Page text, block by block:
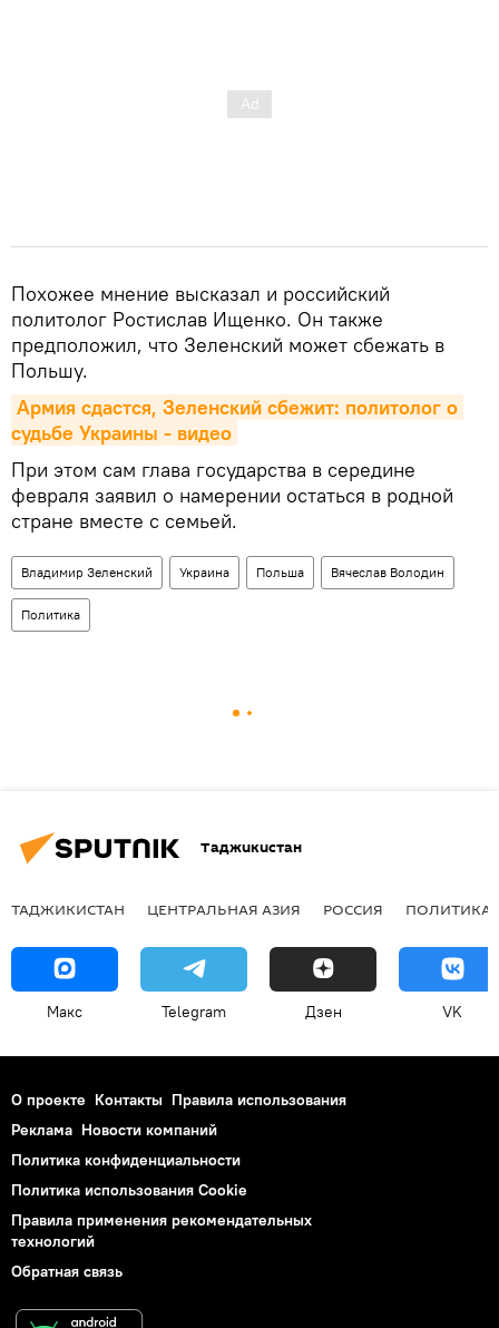
Похожее мнение высказал и российский
политолог Ростислав Ищенко. Он также
предположил, что Зеленский может сбежать в
Польшу.
Армия сдастся, Зеленский сбежит: политолог о
судьбе Украины - видео
При этом сам глава государства в середине
февраля заявил о намерении остаться в родной
стране вместе с семьей.
Владимир Зеленский Украина Польша Вячеслав Володин
Политика
Таджикистан
ТАДЖИКИСТАН ЦЕНТРАЛЬНАЯ АЗИЯ РОССИЯ ПОЛИТИКА
Макс Telegram Дзен VK
О проекте Контакты Правила использования
Реклама Новости компаний
Политика конфиденциальности
Политика использования Cookie
Правила применения рекомендательных
технологий
Обратная связь